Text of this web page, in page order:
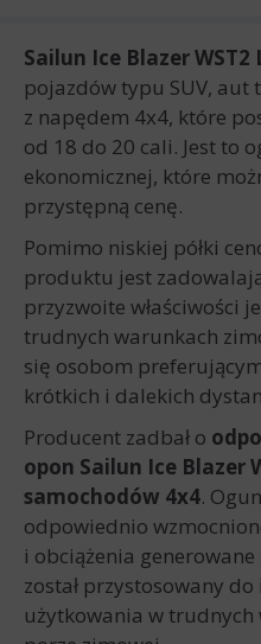
Sailun Ice Blazer WST2
pojazdów typu SUV, aut
z napędem 4x4, które
od 18 do 20 cali. Jest to
ekonomicznej, które
przystępną cenę.
Pomimo niskiej półki
produktu jest
przyzwoite właściwości
trudnych warunkach
się osobom
krótkich i dalekich
Producent zadbał o
opon Sailun Ice Blazer
samochodów 4x4.
odpowiednio
i obciążenia
został przystosowany
użytkowania w